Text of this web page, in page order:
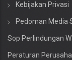
Kebijakan Privasi
Pedoman Media
Sop Perlindungan
Peraturan